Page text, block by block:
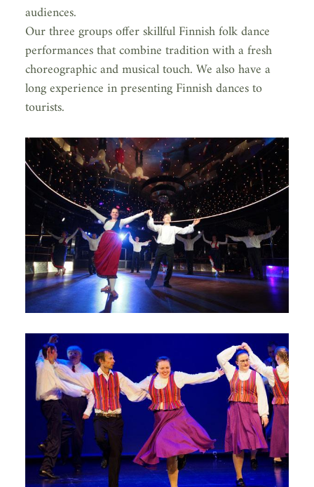
audiences.
Our three groups offer skillful Finnish folk dance
performances that combine tradition with a fresh
choreographic and musical touch. We also have a
long experience in presenting Finnish dances to
tourists.